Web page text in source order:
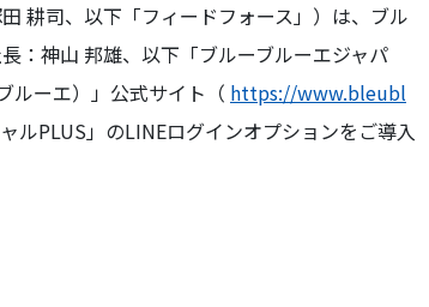
耕司、以下「フィードフォース」）は、ブル
：神山 邦雄、以下「ブルーブルーエジャパ
ルーエ）」公式サイト（ https://www.bleubl
ルPLUS」のLINEログインオプションをご導入